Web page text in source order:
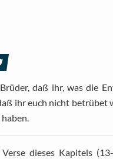
daß ihr, was die
ihr euch nicht betrübet
dieses Kapitels